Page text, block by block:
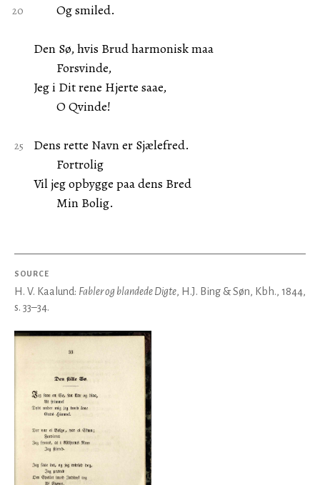
Og smiled.
Den Sø, hvis Brud harmonisk maa
Forsvinde,
Jeg i Dit rene Hjerte saae,
O Qvinde!
Dens rette Navn er Sjælefred.
Fortrolig
Vil jeg opbygge paa dens Bred
Min Bolig.
SOURCE
H. V. Kaalund: Fabler og blandede Digte, H.J. Bing & Søn, Kbh., 1844,
s. 33–34.